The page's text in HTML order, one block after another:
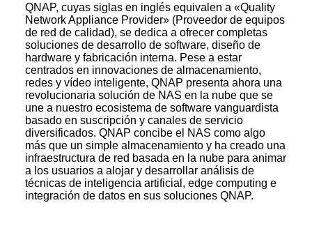
QNAP, cuyas siglas en inglés equivalen a «Quality
Network Appliance Provider» (Proveedor de equipos
de red de calidad), se dedica a ofrecer completas
soluciones de desarrollo de software, diseño de
hardware y fabricación interna. Pese a estar
centrados en innovaciones de almacenamiento,
redes y vídeo inteligente, QNAP presenta ahora una
revolucionaria solución de NAS en la nube que se
une a nuestro ecosistema de software vanguardista
basado en suscripción y canales de servicio
diversificados. QNAP concibe el NAS como algo
más que un simple almacenamiento y ha creado una
infraestructura de red basada en la nube para animar
a los usuarios a alojar y desarrollar análisis de
técnicas de inteligencia artificial, edge computing e
integración de datos en sus soluciones QNAP.